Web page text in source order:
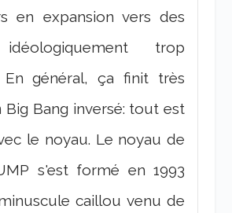
en expansion vers des
trop
En général, ça finit très
Big Bang inversé: tout est
le noyau. Le noyau de
s'est formé en 1993
caillou venu de